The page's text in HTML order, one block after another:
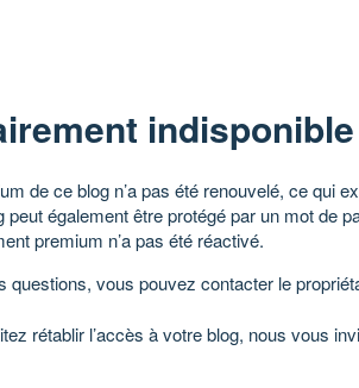
indisponible
de ce blog n’a pas été renouvelé, ce qui
également être protégé par un mot de
premium n’a pas été réactivé.
questions, vous pouvez contacter le
rétablir l’accès à votre blog, nous vous